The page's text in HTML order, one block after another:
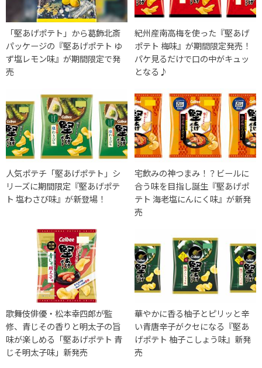
「堅あげポテト」から葛飾北斎
パッケージの『堅あげポテト ゆ
ず塩レモン味』が期間限定で発
売
紀州産南高梅を使った『堅あげ
ポテト 梅味』が期間限定発売！
パケ見るだけで口の中がキュッ
となる♪
人気ポテチ「堅あげポテト」シ
リーズに期間限定『堅あげポテ
ト 塩わさび味』が新登場！
宅飲みの神つまみ！？ビールに
合う味を目指し誕生『堅あげポ
テト 海老塩にんにく味』が新発
売
歌舞伎俳優・松本幸四郎が監
修、青じその香りと明太子の旨
味が楽しめる「堅あげポテト 青
じそ明太子味」新発売
華やかに香る柚子とピリッと辛
い青唐辛子がクセになる『堅あ
げポテト 柚子こしょう味』新発
売